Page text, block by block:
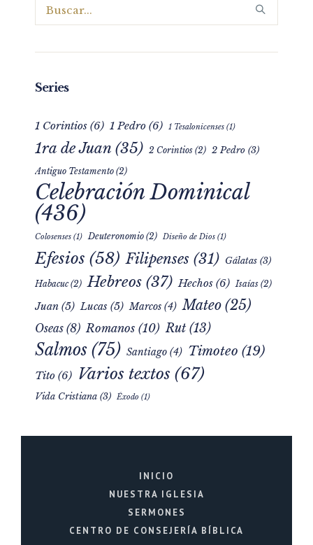
Series
1 Corintios (6) 1 Pedro (6) 1 Tesalonicenses (1)
1ra de Juan (35) 2 Corintios (2) 2 Pedro (3)
Antiguo Testamento (2)
Celebración Dominical
(436)
Colosenses (1) Deuteronomio (2) Diseño de Dios (1)
Efesios (58) Filipenses (31) Gálatas (3)
Habacuc (2) Hebreos (37) Hechos (6) Isaías (2)
Juan (5) Lucas (5) Marcos (4) Mateo (25)
Oseas (8) Romanos (10) Rut(13)
Salmos (75) Santiago (4) Timoteo (19)
Tito (6) Varios textos (67)
Vida Cristiana (3) Éxodo (1)
INICIO
NUESTRA IGLESIA
SERMONES
CENTRO DE CONSEJERÍA BÍBLICA